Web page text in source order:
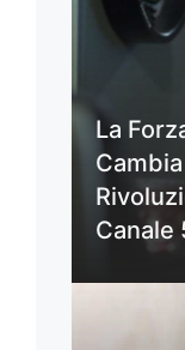
La
Canale